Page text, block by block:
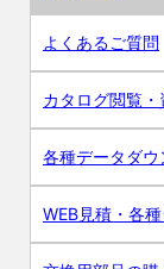
よくあるご質問
カタログ閲覧
各種データダウ
WEB見積・各